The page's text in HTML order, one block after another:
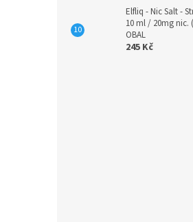
Elfliq - Nic Salt -
10 ml / 20mg nic.
OBAL
245 Kč